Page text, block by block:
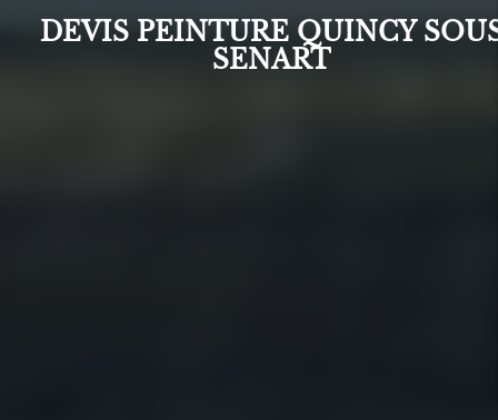
DEVIS PEINTURE QUINCY
SENART